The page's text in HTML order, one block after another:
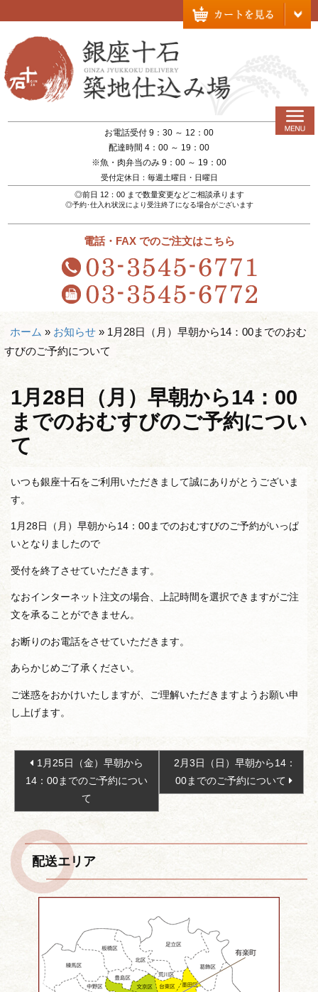
お電話受付 9：30 ～ 12：00
配達時間 4：00 ～ 19：00
※魚・肉弁当のみ 9：00 ～ 19：00
受付定休日：毎週土曜日・日曜日
◎前日 12：00 まで数量変更などご相談承ります
◎予約･仕入れ状況により受注終了になる場合がございます
電話・FAX でのご注文はこちら
ホーム » お知らせ » 1月28日（月）早朝から14：00までのおむ
すびのご予約について
1月28日（月）早朝から14：00
までのおむすびのご予約につい
て
いつも銀座十石をご利用いただきまして誠にありがとうございま
す。
1月28日（月）早朝から14：00までのおむすびのご予約がいっぱ
いとなりましたので
受付を終了させていただきます。
なおインターネット注文の場合、上記時間を選択できますがご注
文を承ることができません。
お断りのお電話をさせていただきます。
あらかじめご了承ください。
ご迷惑をおかけいたしますが、ご理解いただきますようお願い申
し上げます。
投
稿
ビ
ゲ
ー
シ
ョ
1月25日（金）早朝から
14：00までのご予約につい
て
2月3日（日）早朝から14：
00までのご予約について
配送エリア